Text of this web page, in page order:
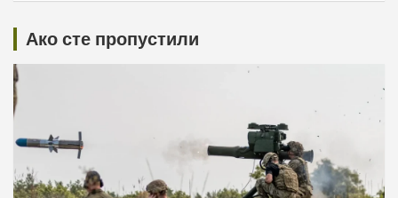
Ако сте пропустили